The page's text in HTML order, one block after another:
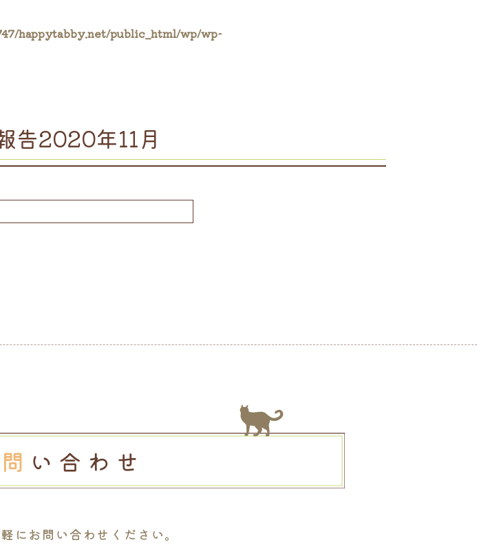
happytabby.net/public_html/wp/wp-
告2020年11月
にお問い合わせください。